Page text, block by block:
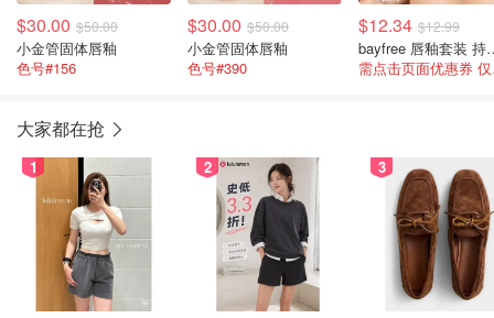
$30.00 $50.00
小金管 固体唇釉
色号#156
$30.00 $50.00
小金管 固体唇釉
色号#390
$12.34 $12.99
bayfree
需
大家都在抢
1 2 3